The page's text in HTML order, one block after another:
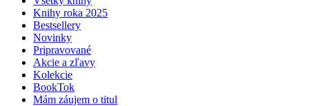
Knihy roka 2025
Bestsellery
Novinky
Pripravované
Akcie a zľavy
Kolekcie
BookTok
Mám záujem o titul